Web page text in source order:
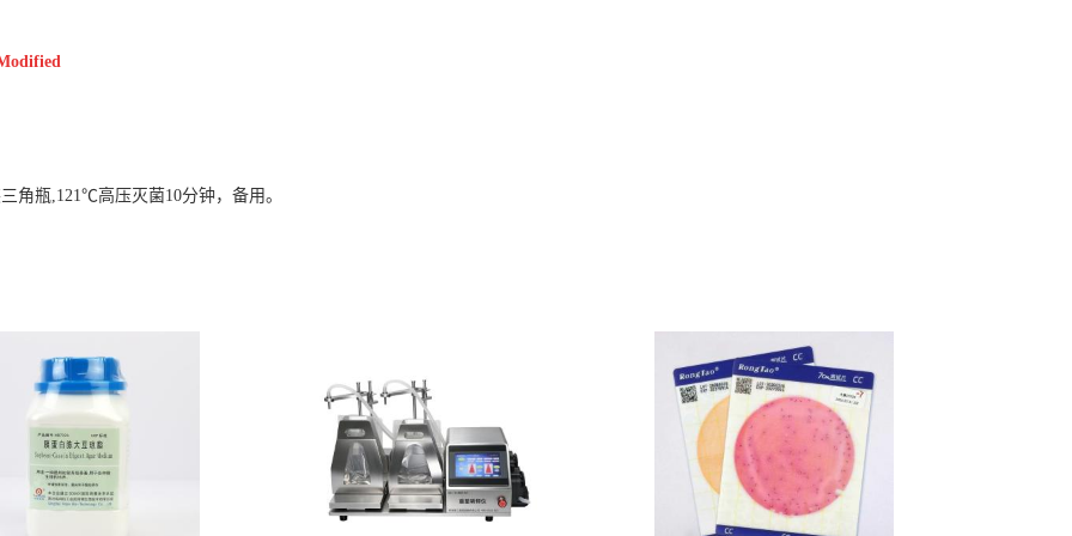
角瓶,121℃高压灭菌10分钟，备用。